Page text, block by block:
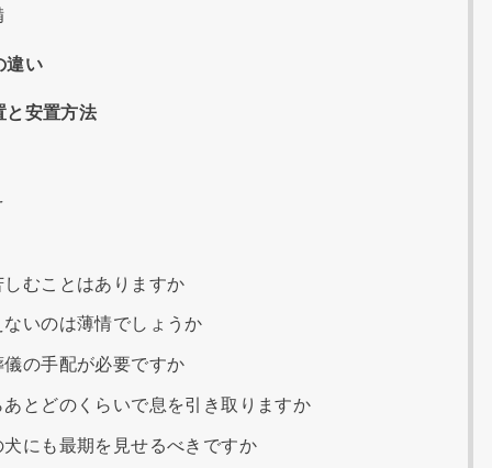
違い
と安置方法
むことはありますか
いのは薄情でしょうか
の手配が必要ですか
とどのくらいで息を引き取りますか
にも最期を見せるべきですか